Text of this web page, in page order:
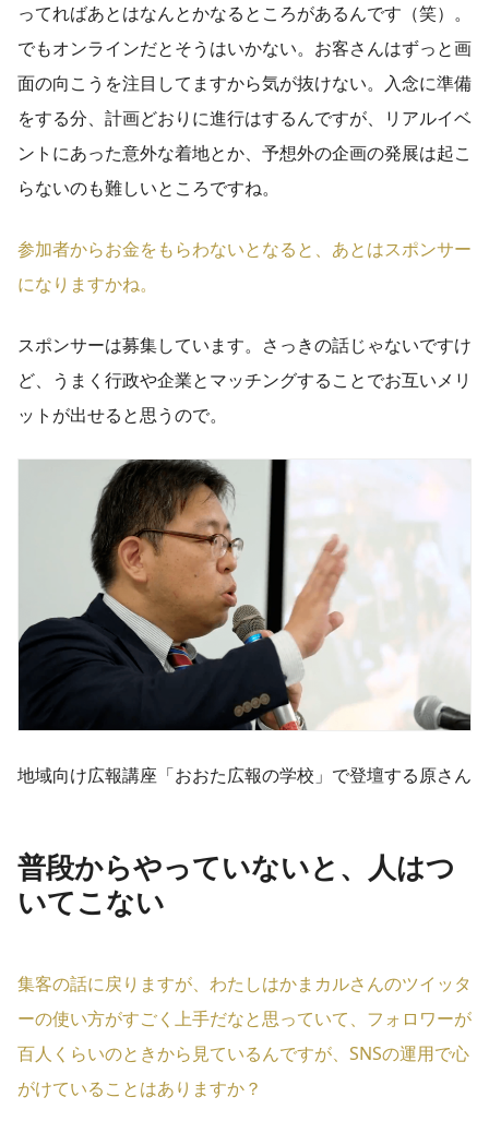
ってればあとはなんとかなるところがあるんです（笑）。
でもオンラインだとそうはいかない。お客さんはずっと画
面の向こうを注目してますから気が抜けない。入念に準備
をする分、計画どおりに進行はするんですが、リアルイベ
ントにあった意外な着地とか、予想外の企画の発展は起こ
らないのも難しいところですね。
参加者からお金をもらわないとなると、あとはスポンサー
になりますかね。
スポンサーは募集しています。さっきの話じゃないですけ
ど、うまく行政や企業とマッチングすることでお互いメリ
ットが出せると思うので。
地域向け広報講座「おおた広報の学校」で登壇する原さん
普段からやっていないと、人はつ
いてこない
集客の話に戻りますが、わたしはかまカルさんのツイッタ
ーの使い方がすごく上手だなと思っていて、フォロワーが
百人くらいのときから見ているんですが、SNSの運用で心
がけていることはありますか？